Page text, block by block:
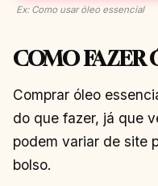
Ex: Como usar óleo essencial
COMO FAZER
Comprar óleo
do que fazer, já que
podem variar de site
bolso.